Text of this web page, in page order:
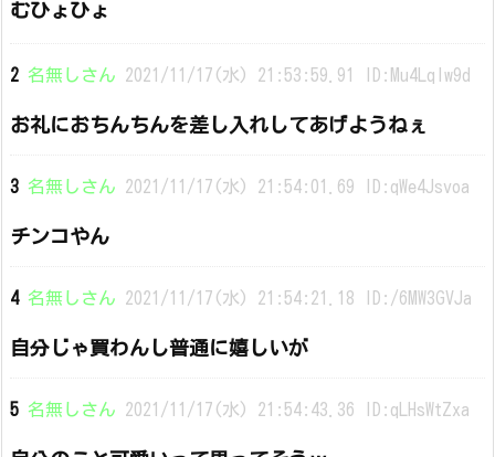
むひょひょ
2 名無しさん 2021/11/17(水) 21:53:59.91 ID:Mu4Lqlw9d
お礼におちんちんを差し入れしてあげようねぇ
3 名無しさん 2021/11/17(水) 21:54:01.69 ID:qWe4Jsvoa
チンコやん
4 名無しさん 2021/11/17(水) 21:54:21.18 ID:/6MW3GVJa
自分じゃ買わんし普通に嬉しいが
5 名無しさん 2021/11/17(水) 21:54:43.36 ID:qLHsWtZxa